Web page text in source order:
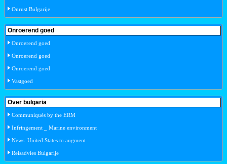
Onrust Bulgarije
Onroerend goed
Onroerend goed
Onroerend goed
Onroerend goed
Vastgoed
Over bulgaria
Communiqués by the ERM
Infringement _ Marine environment
News: United States to augment
Reisadvies Bulgarije